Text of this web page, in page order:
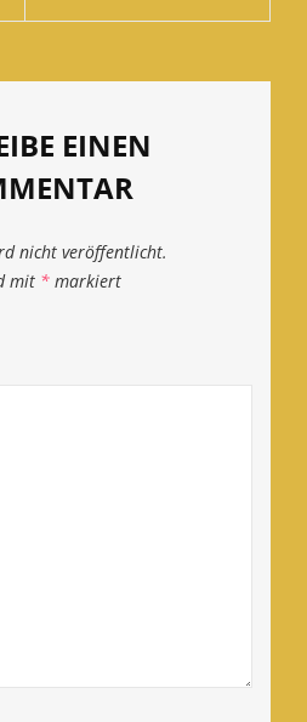
EINEN
nicht veröffentlicht.
mit * markiert